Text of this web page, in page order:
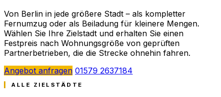
Von Berlin in jede größere Stadt – als kompletter
Fernumzug oder als Beiladung für kleinere Mengen.
Wählen Sie Ihre Zielstadt und erhalten Sie einen
Festpreis nach Wohnungsgröße von geprüften
Partnerbetrieben, die die Strecke ohnehin fahren.
Angebot anfragen 01579 2637184
ALLE ZIELSTÄDTE